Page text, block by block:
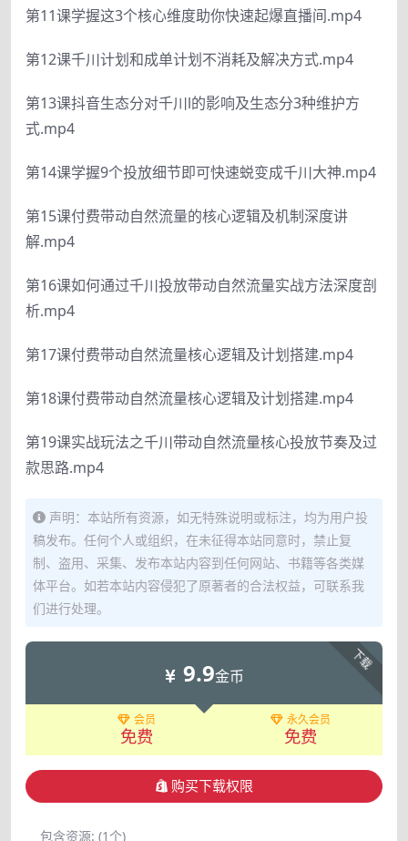
第11课学握这3个核心维度助你快速起爆直播间.mp4
第12课千川计划和成单计划不消耗及解决方式.mp4
第13课抖音生态分对千川l的影响及生态分3种维护方
式.mp4
第14课学握9个投放细节即可快速蜕变成千川大神.mp4
第15课付费带动自然流量的核心逻辑及机制深度讲
解.mp4
第16课如何通过千川投放带动自然流量实战方法深度剖
析.mp4
第17课付费带动自然流量核心逻辑及计划搭建.mp4
第18课付费带动自然流量核心逻辑及计划搭建.mp4
第19课实战玩法之千川带动自然流量核心投放节奏及过
款思路.mp4
声明：本站所有资源，如无特殊说明或标注，均为用户投
稿发布。任何个人或组织，在未征得本站同意时，禁止复
制、盗用、采集、发布本站内容到任何网站、书籍等各类媒
体平台。如若本站内容侵犯了原著者的合法权益，可联系我
们进行处理。
下载
9.9金币
会员
免费
永久会员
免费
购买下载权限
包含资源: (1个)